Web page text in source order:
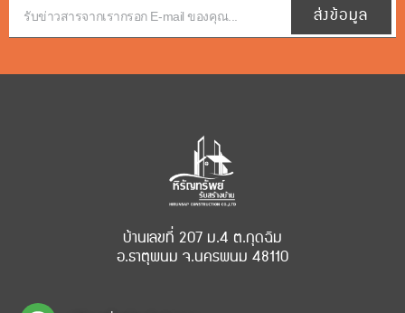
ส่งข้อมูล
บ้านเลขที่ 207 ม.4 ต.กุดฉิม
อ.ธาตุพนม จ.นครพนม 48110